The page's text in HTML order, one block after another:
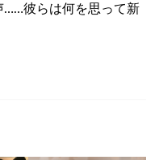
……彼らは何を思って新